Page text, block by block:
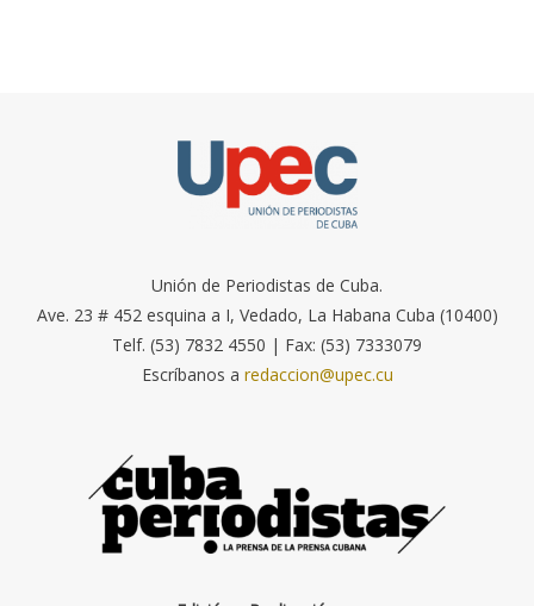
Unión de Periodistas de Cuba.
Ave. 23 # 452 esquina a I, Vedado, La Habana Cuba (10400)
Telf. (53) 7832 4550 | Fax: (53) 7333079
Escríbanos a redaccion@upec.cu